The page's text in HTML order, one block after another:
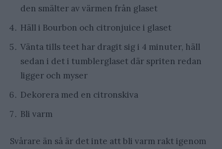
den smälter av värmen från glaset
Häll i Bourbon och citronjuice i glaset
Vänta tills teet har dragit sig i 4 minuter, häll
sedan i det i tumblerglaset där spriten redan
ligger och myser
Dekorera med en citronskiva
Bli varm
Svårare än så är det inte att bli varm rakt igenom